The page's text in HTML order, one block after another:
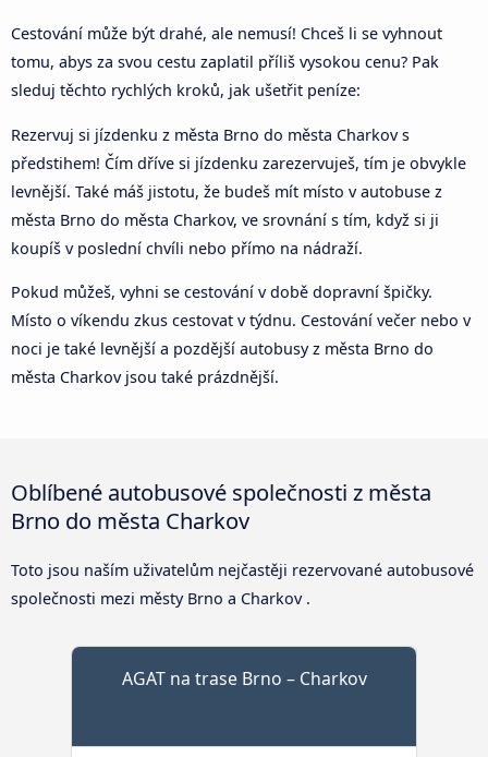
Cestování může být drahé, ale nemusí! Chceš li se vyhnout
tomu, abys za svou cestu zaplatil příliš vysokou cenu? Pak
sleduj těchto rychlých kroků, jak ušetřit peníze:
Rezervuj si jízdenku z města Brno do města Charkov s
předstihem! Čím dříve si jízdenku zarezervuješ, tím je obvykle
levnější. Také máš jistotu, že budeš mít místo v autobuse z
města Brno do města Charkov, ve srovnání s tím, když si ji
koupíš v poslední chvíli nebo přímo na nádraží.
Pokud můžeš, vyhni se cestování v době dopravní špičky.
Místo o víkendu zkus cestovat v týdnu. Cestování večer nebo v
noci je také levnější a pozdější autobusy z města Brno do
města Charkov jsou také prázdnější.
Oblíbené autobusové společnosti z města
Brno do města Charkov
Toto jsou naším uživatelům nejčastěji rezervované autobusové
společnosti mezi městy Brno a Charkov .
AGAT na trase Brno – Charkov